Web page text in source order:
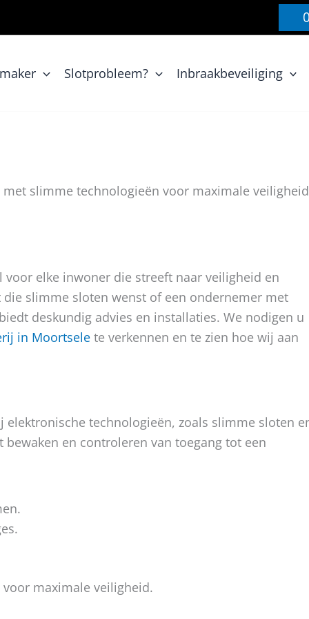
Slotprobleem? Inbraakbeveiliging
slimme technologieën voor maximale
elke inwoner die streeft naar veiligheid en
slimme sloten wenst of een ondernemer met
deskundig advies en installaties. We nodigen u
in Moortsele te verkennen en te zien hoe wij aan
technologieën, zoals slimme sloten
en controleren van toegang tot een
voor maximale veiligheid.